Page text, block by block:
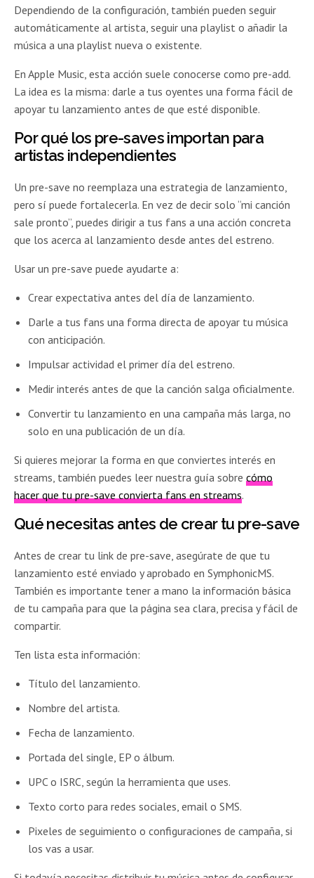
Dependiendo de la configuración, también pueden seguir
automáticamente al artista, seguir una playlist o añadir la
música a una playlist nueva o existente.
En Apple Music, esta acción suele conocerse como pre-add.
La idea es la misma: darle a tus oyentes una forma fácil de
apoyar tu lanzamiento antes de que esté disponible.
Por qué los pre-saves importan para
artistas independientes
Un pre-save no reemplaza una estrategia de lanzamiento,
pero sí puede fortalecerla. En vez de decir solo “mi canción
sale pronto”, puedes dirigir a tus fans a una acción concreta
que los acerca al lanzamiento desde antes del estreno.
Usar un pre-save puede ayudarte a:
Crear expectativa antes del día de lanzamiento.
Darle a tus fans una forma directa de apoyar tu música
con anticipación.
Impulsar actividad el primer día del estreno.
Medir interés antes de que la canción salga oficialmente.
Convertir tu lanzamiento en una campaña más larga, no
solo en una publicación de un día.
Si quieres mejorar la forma en que conviertes interés en
streams, también puedes leer nuestra guía sobrecómo
hacer que tu pre-save convierta fans en streams.
Qué necesitas antes de crear tu pre-save
Antes de crear tu link de pre-save, asegúrate de que tu
lanzamiento esté enviado y aprobado en SymphonicMS.
También es importante tener a mano la información básica
de tu campaña para que la página sea clara, precisa y fácil de
compartir.
Ten lista esta información:
Título del lanzamiento.
Nombre del artista.
Fecha de lanzamiento.
Portada del single, EP o álbum.
UPC o ISRC, según la herramienta que uses.
Texto corto para redes sociales, email o SMS.
Pixeles de seguimiento o configuraciones de campaña, si
los vas a usar.